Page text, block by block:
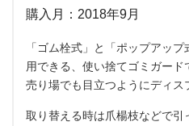
購入月：2018年9月
「ゴム栓式」と「ポップアッ
用できる、使い捨てゴミガー
売り場でも目立つようにディス
取り替える時は爪楊枝などで